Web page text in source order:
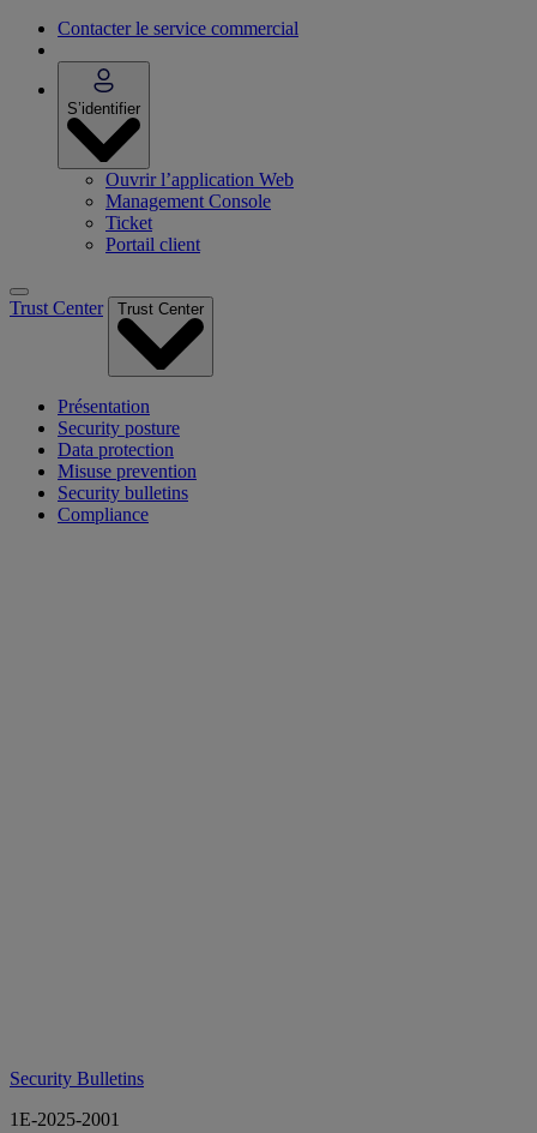
Contacter le service commercial
S’identifier
Ouvrir l’application Web
Management Console
Ticket
Portail client
Trust Center Trust Center
Présentation
Security posture
Data protection
Misuse prevention
Security bulletins
Compliance
Security Bulletins
1E-2025-2001